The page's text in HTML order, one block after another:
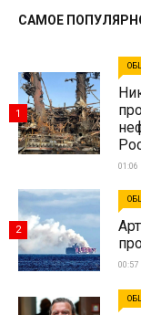
САМОЕ
01:06
1
00:57
2